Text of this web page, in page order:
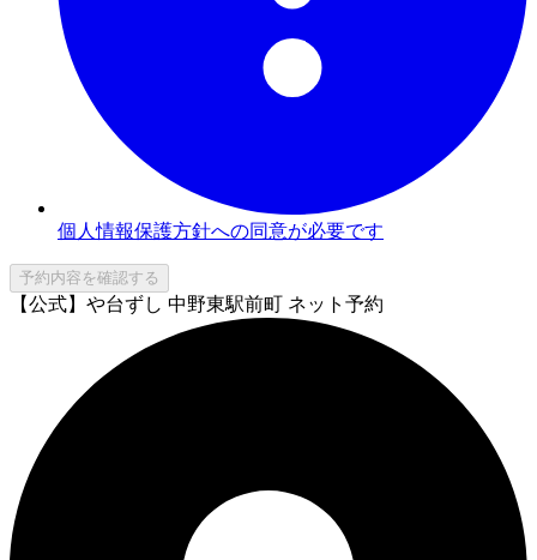
個人情報保護方針への同意が必要です
予約内容を確認する
【公式】や台ずし 中野東駅前町 ネット予約